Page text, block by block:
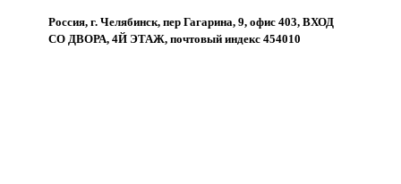
Россия, г. Челябинск, пер Гагарина, 9, офис 403, ВХОД
СО ДВОРА, 4Й ЭТАЖ, почтовый индекс 454010